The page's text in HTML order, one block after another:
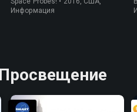
Информация